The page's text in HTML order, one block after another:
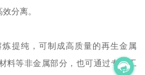
分离。
提纯，可制成高质量的再生金属
料等非金属部分，也可通过专门工